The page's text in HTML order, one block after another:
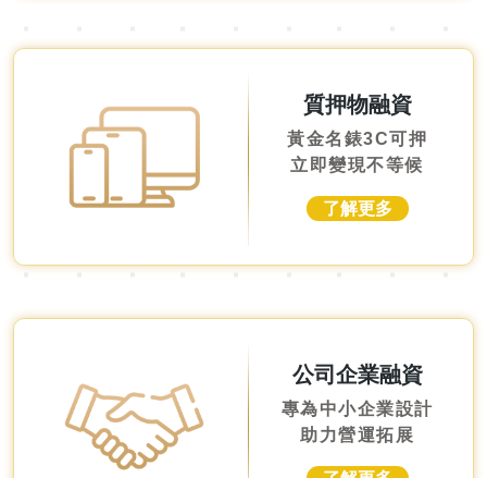
質押物融資
黃金名錶3C可押
立即變現不等候
了解更多
公司企業融資
專為中小企業設計
助力營運拓展